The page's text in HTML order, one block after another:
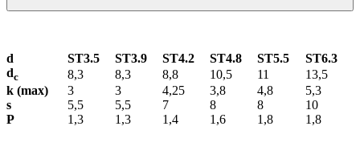
d ST3.5 ST3.9 ST4.2 ST4.8 ST5.5
ST6.3
dс 8,3 8,3 8,8 10,5 11
13,5
k (max)
3 3 4,25 3,8 4,8
5,3
s
5,5 5,5 7 8 8
10
P
1,3 1,3 1,4 1,6 1,8 1,8